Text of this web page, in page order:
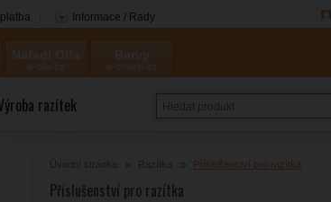
Informace / Rady
Coloris
razítek
Příslušenství pro razítka
Příslušenství pro razítka